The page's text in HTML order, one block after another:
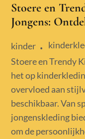
Stoere en
Jongens:
kinder
Stoere en Trendy
het op
overvloed aan
beschikbaar. Van
jongenskleding
om de